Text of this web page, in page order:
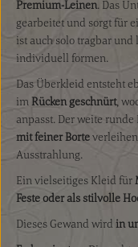
Premium-Leinen. Das
gearbeitet und sorgt für
ist auch solo tragbar
individuell formen.
Das Überkleid entsteht
im Rücken geschnürt,
anpasst. Der weite
mit feiner Borte
Ausstrahlung.
Ein vielseitiges Kleid für
Feste oder als stilvolle
Dieses Gewand wird in